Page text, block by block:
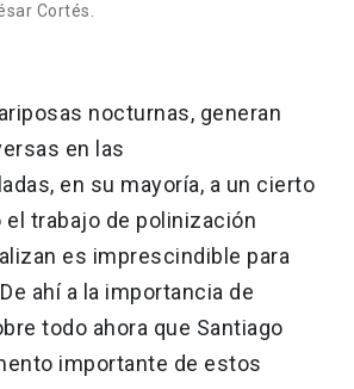
Cortés.
nocturnas, generan
en las
en su mayoría, a un cierto
el trabajo de polinización
es imprescindible para
ahí a la importancia de
todo ahora que Santiago
importante de estos